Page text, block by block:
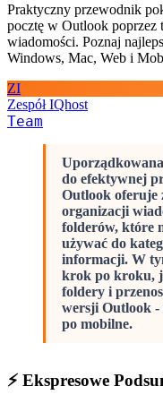
Praktyczny przewodnik
pocztę w Outlook poprzez
wiadomości. Poznaj
Windows, Mac, Web i
ZI
Zespół IQhost
Team
do efektywnej
Outlook oferuje
organizacji
folderów, które
używać do
informacji. W
krok po kroku,
foldery i
wersji Outlook -
po mobilne.
⚡ Ekspresowe